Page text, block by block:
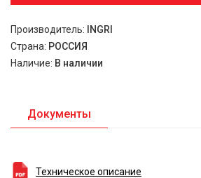
Производитель:
INGRI
Страна: РОССИЯ
Наличие: В наличии
Документы
Техническое описание